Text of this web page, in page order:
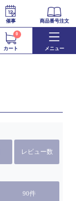
催事 商品番号注文
カート
0
メニュー
レビュー数
90件